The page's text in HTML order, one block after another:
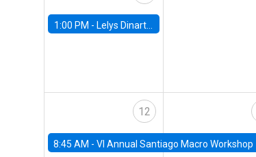
1:00 PM - Lelys Dinarte, Banco Mundial
12
8:45 AM - VI Annual Santiago Macro Workshop